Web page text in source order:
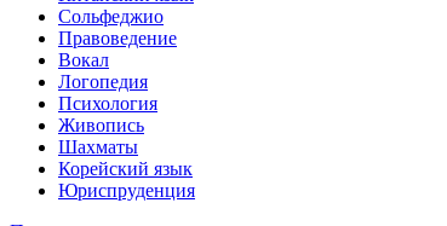
Сольфеджио
Правоведение
Вокал
Логопедия
Психология
Живопись
Шахматы
Корейский язык
Юриспруденция